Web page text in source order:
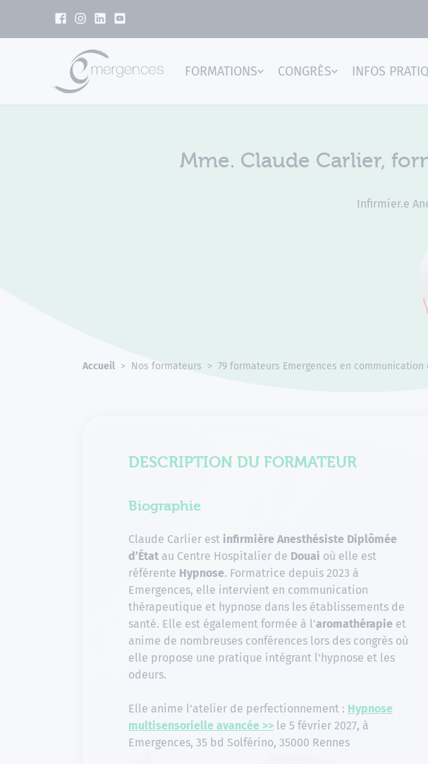
FORMATIONS CONGRÈS INFOS
Mme. Claude Carlier,
Infirmier.e
Accueil Nos formateurs 79 formateurs Emergences en
DESCRIPTION DU FORMATEUR
Biographie
Claude Carlier est infirmière Anesthésiste Diplômée
d’État au Centre Hospitalier de Douai où elle est
référente Hypnose. Formatrice depuis 2023 à
Emergences, elle intervient en communication
thérapeutique et hypnose dans les établissements de
santé. Elle est également formée à l'aromathérapie et
anime de nombreuses conférences lors des congrès où
elle propose une pratique intégrant l'hypnose et les
odeurs.
Elle anime l'atelier de perfectionnement : Hypnose
multisensorielle avancée >> le 5 février 2027, à
Emergences, 35 bd Solférino, 35000 Rennes